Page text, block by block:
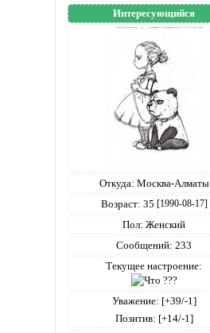
Интересующийся
Откуда: Москва-Алматы
Возраст: 35 [1990-08-17]
Пол: Женский
Сообщений: 233
Текущее настроение:
Уважение: [+39/-1]
Позитив: [+14/-1]